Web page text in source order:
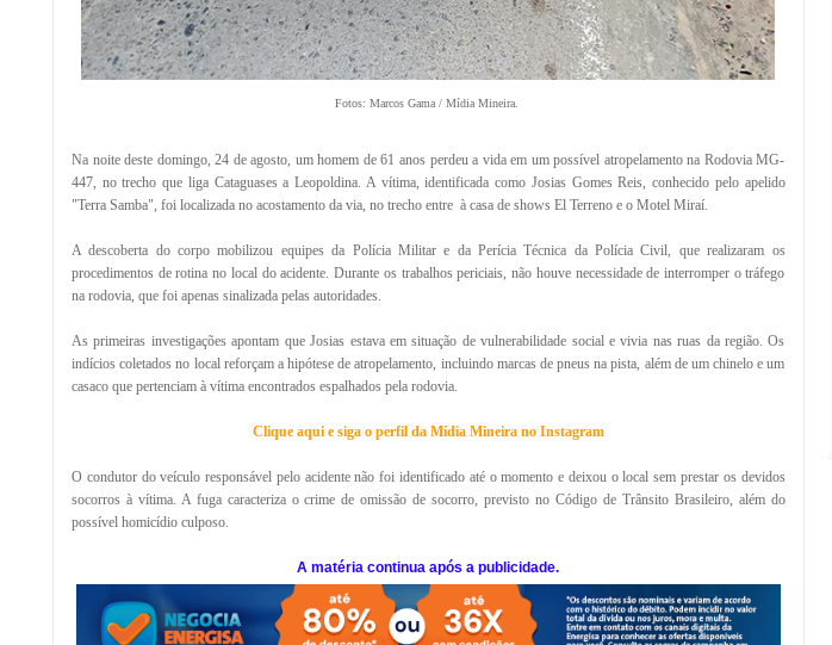
Fotos: Marcos Gama / Mídia Mineira.
Na noite deste domingo, 24 de agosto, um homem de 61 anos perdeu a vida em um possível atropelamento na Rodovia MG-
447, no trecho que liga Cataguases a Leopoldina. A vítima, identificada como Josias Gomes Reis, conhecido pelo apelido
"Terra Samba", foi localizada no acostamento da via, no trecho entre à casa de shows El Terreno e o Motel Miraí.
A descoberta do corpo mobilizou equipes da Polícia Militar e da Perícia Técnica da Polícia Civil, que realizaram os
procedimentos de rotina no local do acidente. Durante os trabalhos periciais, não houve necessidade de interromper o tráfego
na rodovia, que foi apenas sinalizada pelas autoridades.
As primeiras investigações apontam que Josias estava em situação de vulnerabilidade social e vivia nas ruas da região. Os
indícios coletados no local reforçam a hipótese de atropelamento, incluindo marcas de pneus na pista, além de um chinelo e um
casaco que pertenciam à vítima encontrados espalhados pela rodovia.
Clique aqui e siga o perfil da Mídia Mineira no Instagram
O condutor do veículo responsável pelo acidente não foi identificado até o momento e deixou o local sem prestar os devidos
socorros à vítima. A fuga caracteriza o crime de omissão de socorro, previsto no Código de Trânsito Brasileiro, além do
possível homicídio culposo.
A matéria continua após a publicidade.